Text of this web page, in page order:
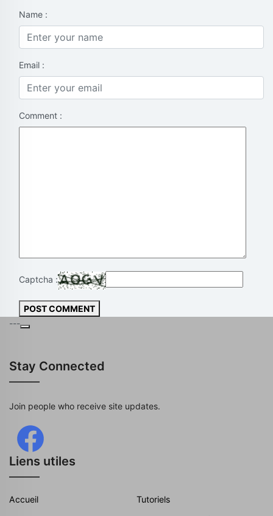
Name :
Email :
Comment :
Captcha :
POST COMMENT
---
Stay Connected
Join people who receive site updates.
Liens utiles
Accueil
Tutoriels